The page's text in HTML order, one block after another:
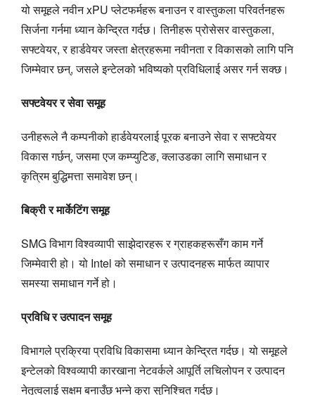
यो समूहले नवीन xPU प्लेटफर्महरू बनाउन र वास्तुकला परिवर्तनहरू
सिर्जना गर्नमा ध्यान केन्द्रित गर्दछ। तिनीहरू प्रोसेसर वास्तुकला,
सफ्टवेयर, र हार्डवेयर जस्ता क्षेत्रहरूमा नवीनता र विकासको लागि पनि
जिम्मेवार छन्, जसले इन्टेलको भविष्यको प्रविधिलाई असर गर्न सक्छ।
सफ्टवेयर र सेवा समूह
उनीहरूले नै कम्पनीको हार्डवेयरलाई पूरक बनाउने सेवा र सफ्टवेयर
विकास गर्छन्, जसमा एज कम्प्युटिङ, क्लाउडका लागि समाधान र
कृत्रिम बुद्धिमत्ता समावेश छन्।
बिक्री र मार्केटिंग समूह
SMG विभाग विश्वव्यापी साझेदारहरू र ग्राहकहरूसँग काम गर्ने
जिम्मेवारी हो। यो Intel को समाधान र उत्पादनहरू मार्फत व्यापार
समस्या समाधान गर्ने हो।
प्रविधि र उत्पादन समूह
विभागले प्रक्रिया प्रविधि विकासमा ध्यान केन्द्रित गर्दछ। यो समूहले
इन्टेलको विश्वव्यापी कारखाना नेटवर्कले आपूर्ति लचिलोपन र उत्पादन
नेतृत्वलाई सक्षम बनाउँछ भन्ने कुरा सुनिश्चित गर्दछ।